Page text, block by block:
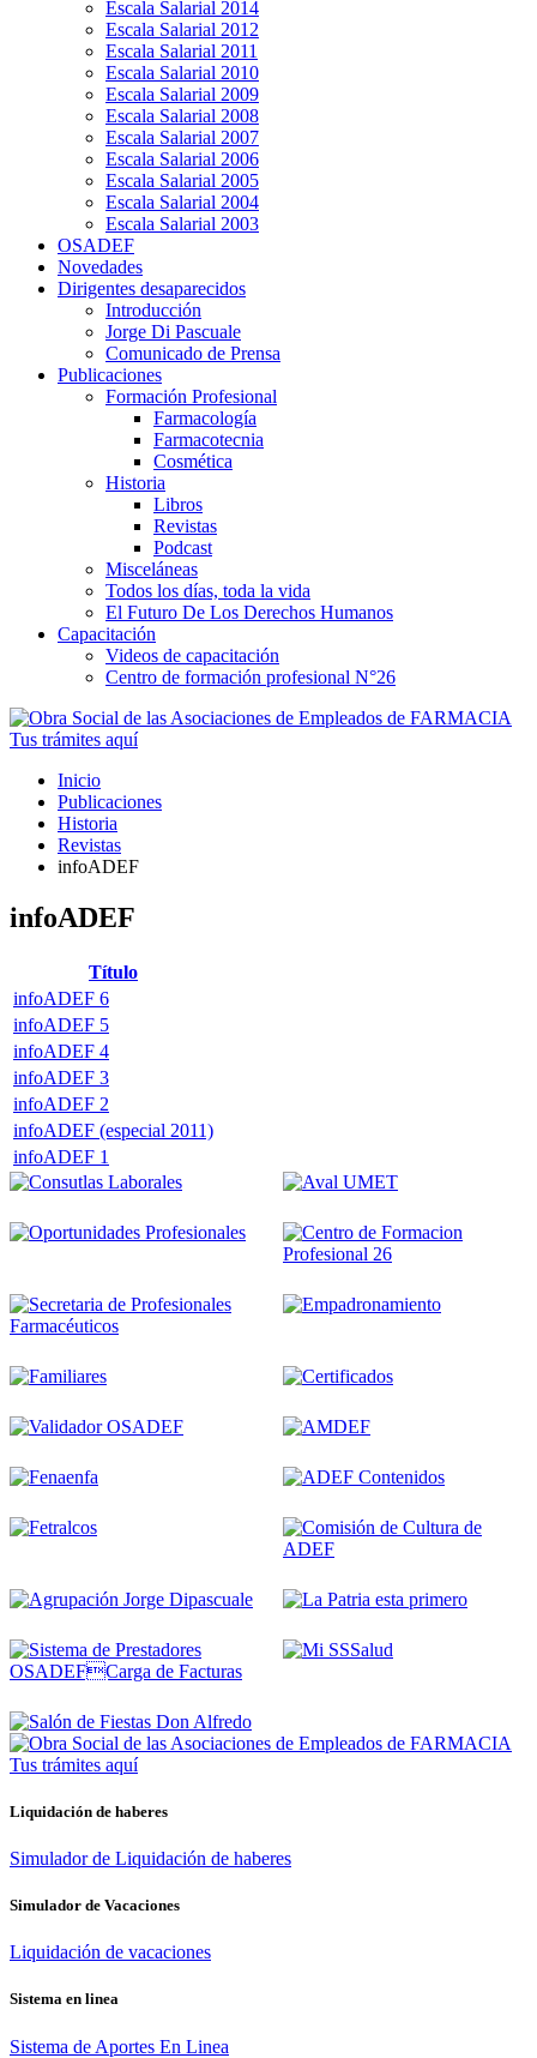
Escala Salarial 2014
Escala Salarial 2012
Escala Salarial 2011
Escala Salarial 2010
Escala Salarial 2009
Escala Salarial 2008
Escala Salarial 2007
Escala Salarial 2006
Escala Salarial 2005
Escala Salarial 2004
Escala Salarial 2003
OSADEF
Novedades
Dirigentes desaparecidos
Introducción
Jorge Di Pascuale
Comunicado de Prensa
Publicaciones
Formación Profesional
Farmacología
Farmacotecnia
Cosmética
Historia
Libros
Revistas
Podcast
Misceláneas
Todos los días, toda la vida
El Futuro De Los Derechos Humanos
Capacitación
Videos de capacitación
Centro de formación profesional N°26
Tus trámites aquí
Inicio
Publicaciones
Historia
Revistas
infoADEF
infoADEF
Título
infoADEF 6
infoADEF 5
infoADEF 4
infoADEF 3
infoADEF 2
infoADEF (especial 2011)
infoADEF 1
Tus trámites aquí
Liquidación de haberes
Simulador de Liquidación de haberes
Simulador de Vacaciones
Liquidación de vacaciones
Sistema en linea
Sistema de Aportes En Linea